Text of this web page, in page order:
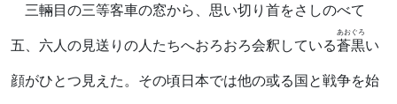
三輛目の三等客車の窓から、思い切り首をさしのべて
五、六人の見送りの人たちへおろおろ会釈している蒼黒
あおぐろ
い
顔がひとつ見えた。その頃日本では他の或る国と戦争を始